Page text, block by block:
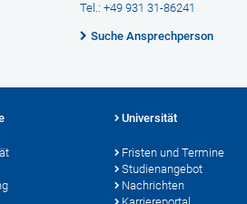
Tel.: +49 931 31-86241
Suche Ansprechperson
Universität
Fristen und Termine
Studienangebot
Nachrichten